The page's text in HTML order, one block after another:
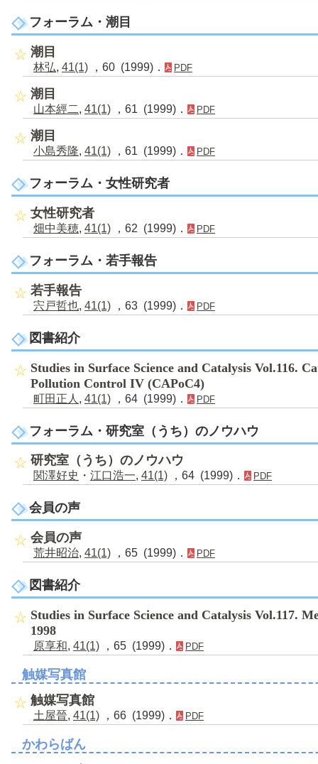
フォーラム・潮目
潮目
林弘, 41(1) ，60 (1999)． PDF
潮目
山本經二, 41(1) ，61 (1999)． PDF
潮目
小島秀隆, 41(1) ，61 (1999)． PDF
フォーラム・女性研究者
女性研究者
畑中美穂, 41(1) ，62 (1999)． PDF
フォーラム・若手報告
若手報告
宍戸哲也, 41(1) ，63 (1999)． PDF
図書紹介
Studies in Surface Science and Catalysis Vol.116.
Pollution Control IV (CAPoC4)
町田正人 , 41(1) ，64 (1999)． PDF
フォーラム・研究室（うち）のノウハウ
研究室（うち）のノウハウ
関澤好史 ・ 江口浩一, 41(1) ，64 (1999)． PDF
会員の声
会員の声
荒井昭治, 41(1) ，65 (1999)． PDF
図書紹介
Studies in Surface Science and Catalysis Vol.117.
1998
原享和, 41(1) ，65 (1999)． PDF
触媒写真館
触媒写真館
土屋晉, 41(1) ，66 (1999)． PDF
かわらばん